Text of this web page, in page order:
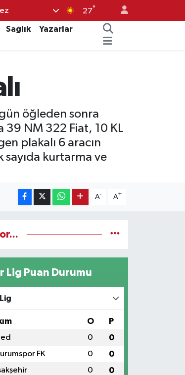
27°
Sağlık
Yazarlar
öğleden sonra
39 NM 322 Fiat, 10 KL
plakalı 6 aracın
sayıda kurtarma ve
A- A+
Lig Puan Durumu
O P
0 0
FK 0 0
0 0